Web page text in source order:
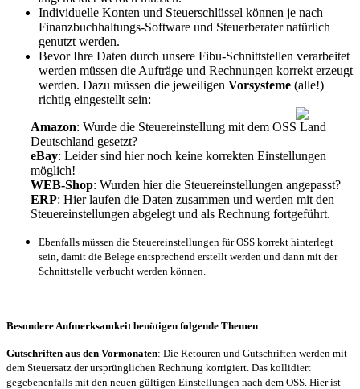
Individuelle Konten und Steuerschlüssel können je nach
Finanzbuchhaltungs-Software und Steuerberater natürlich
genutzt werden.
Bevor Ihre Daten durch unsere Fibu-Schnittstellen verarbeitet
werden müssen die Aufträge und Rechnungen korrekt erzeugt
werden. Dazu müssen die jeweiligen Vorsysteme (alle!)
richtig eingestellt sein:
Amazon: Wurde die Steuereinstellung mit dem OSS Land
Deutschland gesetzt?
eBay: Leider sind hier noch keine korrekten Einstellungen
möglich!
WEB-Shop: Wurden hier die Steuereinstellungen angepasst?
ERP: Hier laufen die Daten zusammen und werden mit den
Steuereinstellungen abgelegt und als Rechnung fortgeführt.
Ebenfalls müssen die Steuereinstellungen für OSS korrekt hinterlegt
sein, damit die Belege entsprechend erstellt werden und dann mit der
Schnittstelle verbucht werden können.
Besondere Aufmerksamkeit benötigen folgende Themen
Gutschriften aus den Vormonaten: Die Retouren und Gutschriften werden mit
dem Steuersatz der ursprünglichen Rechnung korrigiert. Das kollidiert
gegebenenfalls mit den neuen gültigen Einstellungen nach dem OSS. Hier ist